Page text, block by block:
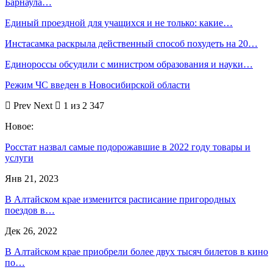
Единый проездной для учащихся и не только: какие…
Инстасамка раскрыла действенный способ похудеть на 20…
Единороссы обсудили с министром образования и науки…
Режим ЧС введен в Новосибирской области
Prev Next
1 из 2 347
Новое:
Росстат назвал самые подорожавшие в 2022 году товары и
услуги
Янв 21, 2023
В Алтайском крае изменится расписание пригородных
поездов в…
Дек 26, 2022
В Алтайском крае приобрели более двух тысяч билетов в кино
по…